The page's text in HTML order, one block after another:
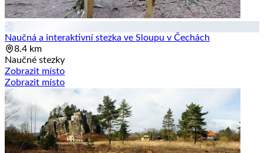
Naučná a interaktivní stezka ve Sloupu v Čechách
8.4 km
Naučné stezky
Zobrazit místo
Zobrazit místo